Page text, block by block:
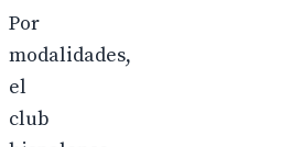
Por
modalidades,
el
club